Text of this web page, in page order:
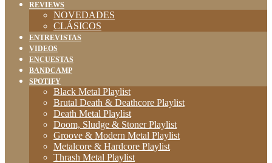
REVIEWS
NOVEDADES
CLÁSICOS
ENTREVISTAS
VIDEOS
ENCUESTAS
BANDCAMP
SPOTIFY
Black Metal Playlist
Brutal Death & Deathcore Playlist
Death Metal Playlist
Doom, Sludge & Stoner Playlist
Groove & Modern Metal Playlist
Metalcore & Hardcore Playlist
Thrash Metal Playlist